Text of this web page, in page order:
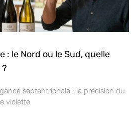
: le Nord ou le Sud, quelle
septentrionale : la précision du
violette